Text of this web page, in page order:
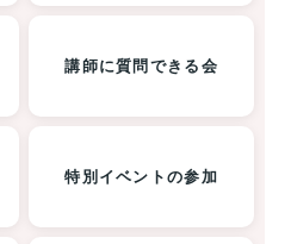
講師に質問できる会
特別イベントの参加